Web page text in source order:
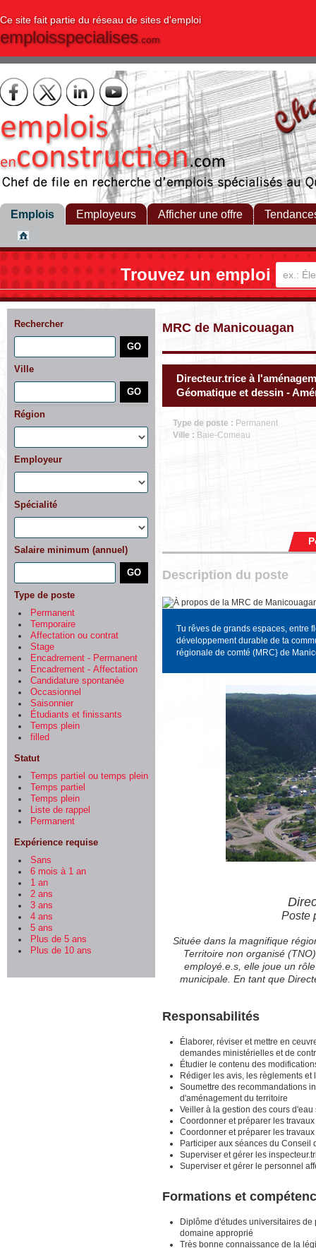
Ce site fait partie du réseau de sites d'emploi
emploisspecialises.com
Emplois Employeurs Afficher une offre
Trouvez un emploi
Rechercher
Ville
Région
Employeur
Spécialité
Salaire minimum (annuel)
Type de poste
Permanent
Temporaire
Affectation ou contrat
Stage
Encadrement - Permanent
Encadrement - Affectation
Candidature spontanée
Occasionnel
Saisonnier
Étudiants et finissants
Temps plein
filled
Statut
Temps partiel ou temps plein
Temps partiel
Temps plein
Liste de rappel
Permanent
Expérience requise
Sans
6 mois à 1 an
1 an
2 ans
3 ans
4 ans
5 ans
Plus de 5 ans
Plus de 10 ans
MRC de Manicouagan
Directeur.trice à
Géomatique et dessin -
Type de poste : Permanent
Ville : Baie-Comeau
Description du poste
Tu rêves de grands espaces, entre
développement durable de ta
régionale de comté (MRC} de
Poste
Située dans la magnifique
Territoire non organisé
employé.e.s, elle joue un
municipale. En tant que
Responsabilités
Élaborer, réviser et mettre en
demandes ministérielles et de
Étudier le contenu des
Rédiger les avis, les règlements
Soumettre des recommandations
d'aménagement du territoire
Veiller à la gestion des cours
Coordonner et préparer les
Coordonner et préparer les
Participer aux séances du Conseil
Superviser et gérer les
Superviser et gérer le personnel
Formations et
Diplôme d'études universitaires
domaine approprié
Très bonne connaissance de la